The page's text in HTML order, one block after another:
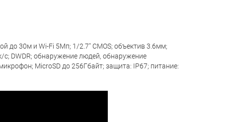
до 30м и Wi-Fi 5Мп; 1/2.7" CMOS; объектив 3.6мм;
с; DWDR; обнаружение людей, обнаружение
MicroSD до 256Гбайт; защита: IP67; питание: